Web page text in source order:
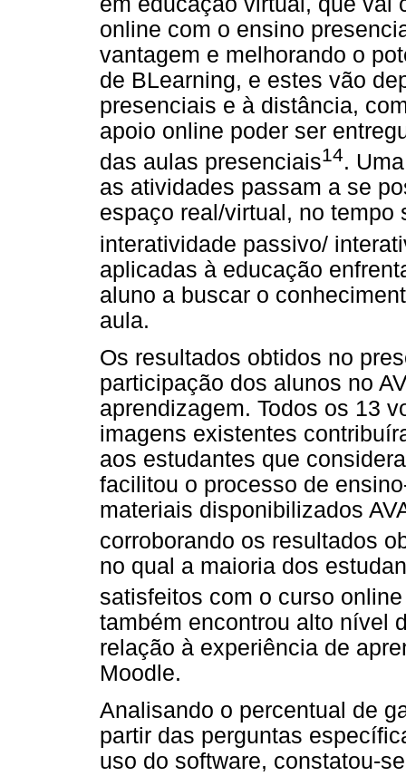
online com o ensino
vantagem e melhorando o
de BLearning, e estes vão
presenciais e à distância,
apoio online poder ser
das aulas presenciais14.
as atividades passam a se
espaço real/virtual, no
interatividade passivo/
aplicadas à educação
aluno a buscar o
aula.
Os resultados obtidos no
participação dos alunos no
aprendizagem. Todos os 13
imagens existentes
aos estudantes que
facilitou o processo de
materiais disponibilizados
corroborando os resultados
no qual a maioria dos
satisfeitos com o curso
também encontrou alto nível
relação à experiência de
Moodle.
Analisando o percentual de
partir das perguntas
uso do software, constatou-